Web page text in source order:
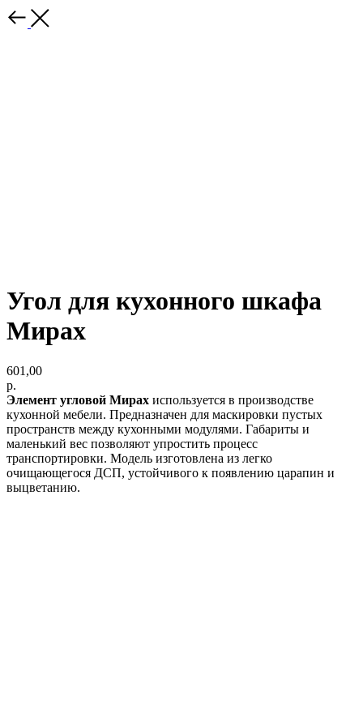
Угол для кухонного шкафа
Мирах
601,00
р.
Элемент угловой Мирах используется в производстве
кухонной мебели. Предназначен для маскировки пустых
пространств между кухонными модулями. Габариты и
маленький вес позволяют упростить процесс
транспортировки. Модель изготовлена из легко
очищающегося ДСП, устойчивого к появлению царапин и
выцветанию.